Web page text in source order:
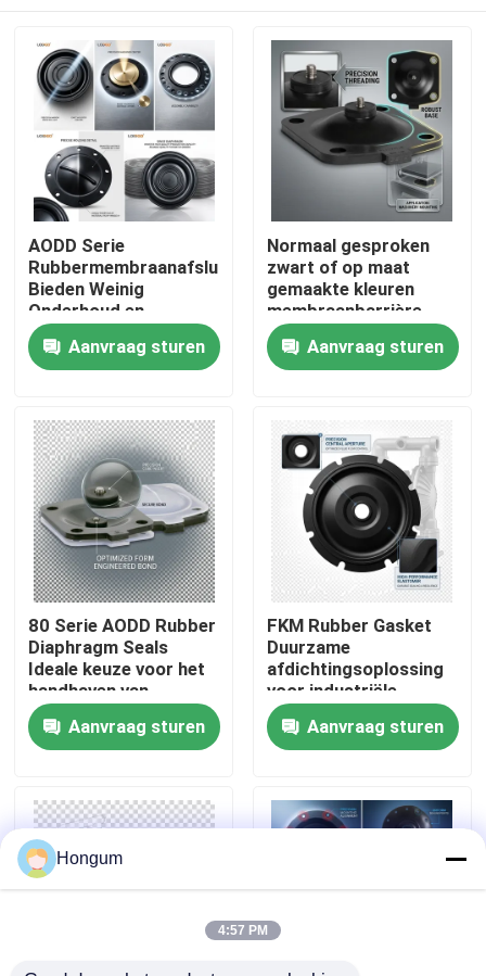
Huis
Over ons
fabriekstour
Kwaliteitscontrole
Nieuws
Vraag een offerte
Rubberdiafragmaverbindingen
AODD Serie
Rubbermembraanafsluitingen
Bieden Weinig
Onderhoud en
Consistente Tolerantie
±0.02mm voor
Industriële Operaties
Aanvraag sturen
Normaal gesproken
zwart of op maat
gemaakte kleuren
membraanbarrière
temperatuur volgens
het materiaal
afdichtingselement
Aanvraag sturen
80 Serie AODD Rubber
Diaphragm Seals
Ideale keuze voor het
handhaven van
drukintegrititeit in
pneumatische en
hydraulische systemen
Aanvraag sturen
FKM Rubber Gasket
Duurzame
afdichtingsoplossing
voor industriële
toepassingen, bestand
tegen chemicaliën en
extreme temperaturen
Aanvraag sturen
Hongum
4:57 PM